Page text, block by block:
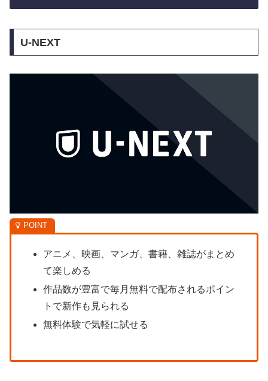
U-NEXT
アニメ、映画、マンガ、書籍、雑誌がまとめ
て楽しめる
作品数が豊富で毎月無料で配布されるポイン
トで新作も見られる
無料体験で気軽に試せる